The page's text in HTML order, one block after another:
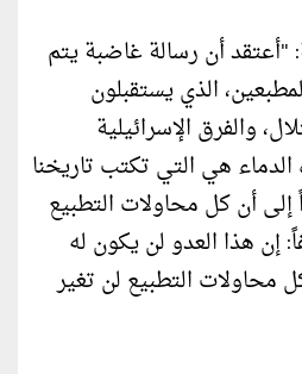
"أعتقد أن رسالة غاضبة يتم
الذي يستقبلون
والفرق الإسرائيلية
هي التي تكتب تاريخنا
إلى أن كل محاولات التطبيع
إن هذا العدو لن يكون له
محاولات التطبيع لن تغير